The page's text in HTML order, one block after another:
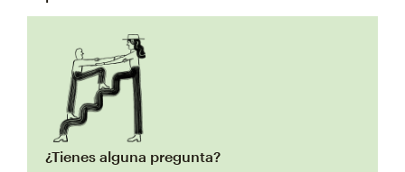
¿Tienes alguna pregunta?